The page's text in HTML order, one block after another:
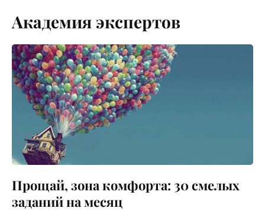
Академия экспертов
Прощай, зона комфорта: 30 смелых
заданий на месяц